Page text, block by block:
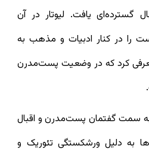
گسترده‌ای یافت. لیوتار در آن
را در کنار ادبیات و مذهب به
کرد که در وضعیت پست‌مدرن
سمت گفتمان پست‌مدرن و اقبال
به دلیل ورشکستگی تئوریک و